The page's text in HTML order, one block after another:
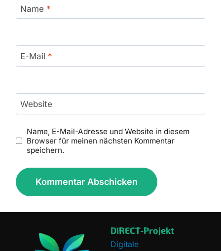
Name *
E-Mail *
Website
Name, E-Mail-Adresse und Website in diesem
Browser für meinen nächsten Kommentar
speichern.
DIRECT-Projekt
Digitale